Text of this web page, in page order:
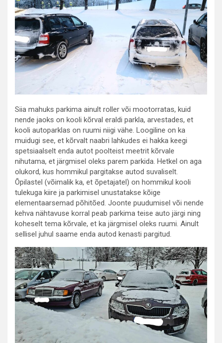
Siia mahuks parkima ainult roller või mootorratas, kuid
nende jaoks on kooli kõrval eraldi parkla, arvestades, et
kooli autoparklas on ruumi niigi vähe. Loogiline on ka
muidugi see, et kõrvalt naabri lahkudes ei hakka keegi
spetsiaalselt enda autot poolteist meetrit kõrvale
nihutama, et järgmisel oleks parem parkida. Hetkel on aga
olukord, kus hommikul pargitakse autod suvaliselt.
Õpilastel (võimalik ka, et õpetajatel) on hommikul kooli
tulekuga kiire ja parkimisel unustatakse kõige
elementaarsemad põhitõed. Joonte puudumisel või nende
kehva nähtavuse korral peab parkima teise auto järgi ning
koheselt tema kõrvale, et ka järgmisel oleks ruumi. Ainult
sellisel juhul saame enda autod kenasti pargitud.